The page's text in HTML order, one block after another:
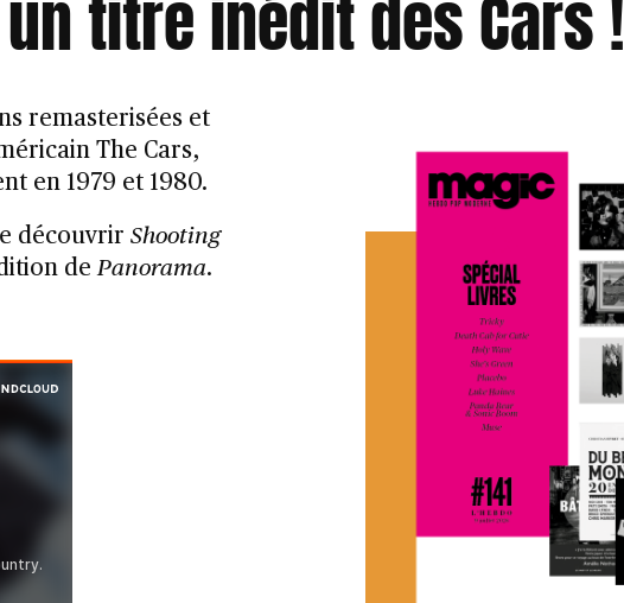
titre inédit des Cars !
remasterisées et
The Cars,
en 1979 et 1980.
découvrir Shooting
dePanorama.